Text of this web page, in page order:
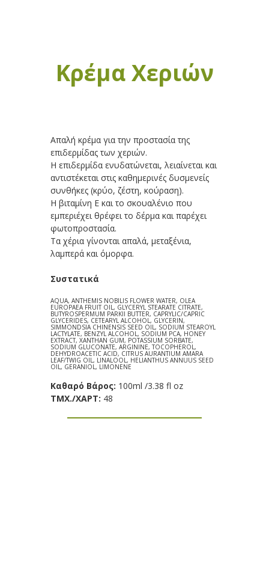
Κρέμα Χεριών
Απαλή κρέμα για την προστασία της
επιδερμίδας των χεριών.
Η επιδερμίδα ενυδατώνεται, λειαίνεται και
αντιστέκεται στις καθημερινές δυσμενείς
συνθήκες (κρύο, ζέστη, κούραση).
Η βιταμίνη Ε και το σκουαλένιο που
εμπεριέχει θρέφει το δέρμα και παρέχει
φωτοπροστασία.
Τα χέρια γίνονται απαλά, μεταξένια,
λαμπερά και όμορφα.
Συστατικά
AQUA, ANTHEMIS NOBILIS FLOWER WATER, OLEA
EUROPAEA FRUIT OIL, GLYCERYL STEARATE CITRATE,
BUTYROSPERMUM PARKII BUTTER, CAPRYLIC/CAPRIC
GLYCERIDES, CETEARYL ALCOHOL, GLYCERIN,
SIMMONDSIA CHINENSIS SEED OIL, SODIUM STEAROYL
LACTYLATE, BENZYL ALCOHOL, SODIUM PCA, HONEY
EXTRACT, XANTHAN GUM, POTASSIUM SORBATE,
SODIUM GLUCONATE, ARGININE, TOCOPHEROL,
DEHYDROACETIC ACID, CITRUS AURANTIUM AMARA
LEAF/TWIG OIL, LINALOOL, HELIANTHUS ANNUUS SEED
OIL, GERANIOL, LIMONENE
Καθαρό Βάρος: 100ml /3.38 fl oz
TΜX./ΧΑΡΤ: 48